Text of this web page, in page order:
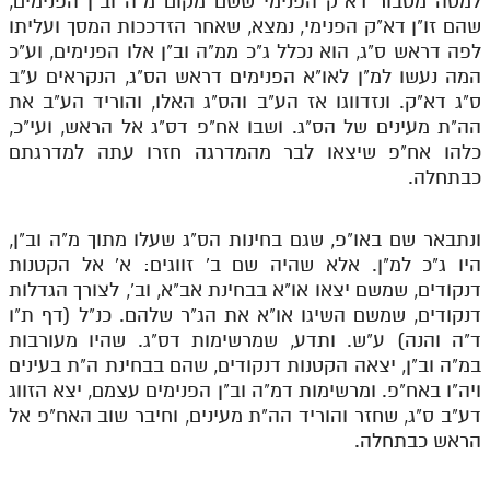
שהם זו"ן דא"ק הפנימי, נמצא, שאחר הזדככות המסך ועליתו
לפה דראש ס"ג, הוא נכלל ג"כ ממ"ה וב"ן אלו הפנימים, וע"כ
המה נעשו למ"ן לאו"א הפנימים דראש הס"ג, הנקראים ע"ב
ס"ג דא"ק. ונזדווגו אז הע"ב והס"ג האלו, והוריד הע"ב את
הה"ת מעינים של הס"ג. ושבו אח"פ דס"ג אל הראש, ועי"כ,
כלהו אח"פ שיצאו לבר מהמדרגה חזרו עתה למדרגתם
כבתחלה.
ונתבאר שם באו"פ, שגם בחינות הס"ג שעלו מתוך מ"ה וב"ן,
היו ג"כ למ"ן. אלא שהיה שם ב' זווגים: א' אל הקטנות
דנקודים, שמשם יצאו או"א בבחינת אב"א, וב', לצורך הגדלות
דנקודים, שמשם השיגו או"א את הג"ר שלהם. כנ"ל (דף ת"ו
ד"ה והנה) ע"ש. ותדע, שמרשימות דס"ג. שהיו מעורבות
במ"ה וב"ן, יצאה הקטנות דנקודים, שהם בבחינת ה"ת בעינים
ויה"ו באח"פ. ומרשימות דמ"ה וב"ן הפנימים עצמם, יצא הזווג
דע"ב ס"ג, שחזר והוריד הה"ת מעינים, וחיבר שוב האח"פ אל
הראש כבתחלה.